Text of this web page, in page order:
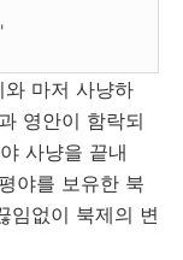
마저 사냥하
영안이 함락되
사냥을 끝내
야를 보유한 북
임없이 북제의 변